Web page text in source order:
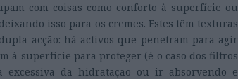
com coisas como conforto à superfície ou
isso para os cremes. Estes têm texturas
acção: há activos que penetram para agir
à superfície para proteger (é o caso dos filtros
da hidratação ou ir absorvendo e